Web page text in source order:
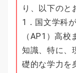
り、以下のと
1．国文学科
（AP1）高
知識、特に、
礎的な学力を